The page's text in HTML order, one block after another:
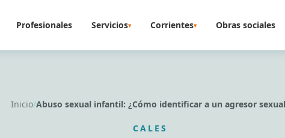
Profesionales Servicios▾ Corrientes▾ Obras sociales
Inicio/Abuso sexual infantil: ¿Cómo identificar a un agresor
CALES